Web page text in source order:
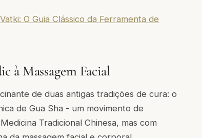
O Guia Clássico da Ferramenta de
à Massagem Facial
de duas antigas tradições de cura: o
de Gua Sha - um movimento de
Tradicional Chinesa, mas com